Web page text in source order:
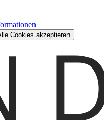
Cookies akzeptieren